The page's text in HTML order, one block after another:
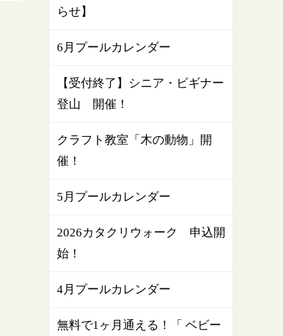
らせ】
6月プールカレンダー
【受付終了】シニア・ビギナー
登山 開催！
クラフト教室「木の動物」開
催！
5月プールカレンダー
2026カタクリウォーク 申込開
始！
4月プールカレンダー
無料で1ヶ月通える！「 ベビー